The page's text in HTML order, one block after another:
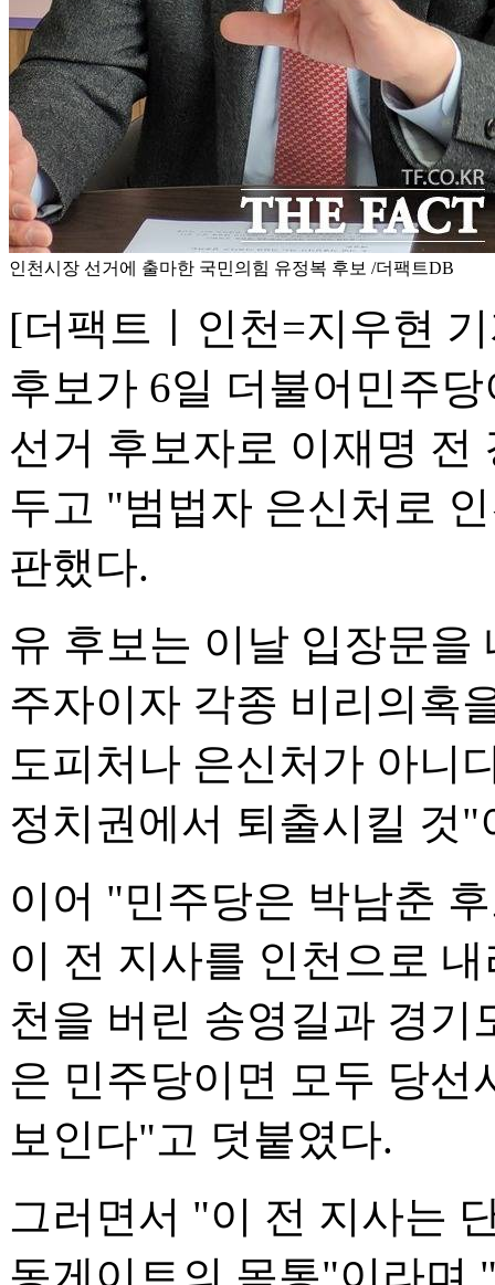
인천시장 선거에 출마한 국민의힘 유정복 후보 /더팩트DB
[더팩트ㅣ인천=지우현
후보가 6일 더불어민주
선거 후보자로 이재명 전
두고 "범법자 은신처로
판했다.
유 후보는 이날 입장문을
주자이자 각종 비리의혹
도피처나 은신처가 아니
정치권에서 퇴출시킬 것
이어 "민주당은 박남춘
이 전 지사를 인천으로
천을 버린 송영길과 경기
은 민주당이면 모두 당선
보인다"고 덧붙였다.
그러면서 "이 전 지사는